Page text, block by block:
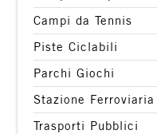
Campi da Tennis
Piste Ciclabili
Parchi Giochi
Stazione Ferroviaria
Trasporti Pubblici